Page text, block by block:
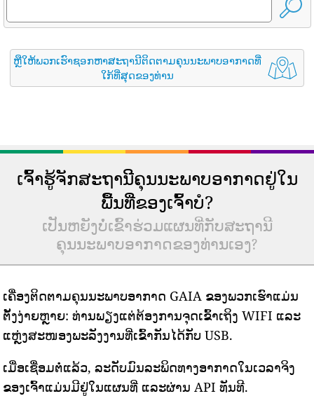
ຫຼືໃຫ້ພວກເຮົາຊອກຫາສະຖານີຕິດຕາມຄຸນນະພາບອາກາດທີ່
ໃກ້ທີ່ສຸດຂອງທ່ານ
ເຈົ້າຮູ້ຈັກສະຖານີຄຸນນະພາບອາກາດຢູ່ໃນ
ພື້ນທີ່ຂອງເຈົ້າບໍ?
ເປັນຫຍັງບໍ່ເຂົ້າຮ່ວມແຜນທີ່ກັບສະຖານີ
ຄຸນນະພາບອາກາດຂອງທ່ານເອງ?
ເຄື່ອງຕິດຕາມຄຸນນະພາບອາກາດ GAIA ຂອງພວກເຮົາແມ່ນ
ຕັ້ງງ່າຍຫຼາຍ: ທ່ານພຽງແຕ່ຕ້ອງການຈຸດເຂົ້າເຖິງ WIFI ແລະ
ແຫຼ່ງສະໜອງພະລັງງານທີ່ເຂົ້າກັນໄດ້ກັບ USB.
ເມື່ອເຊື່ອມຕໍ່ແລ້ວ, ລະດັບມົນລະພິດທາງອາກາດໃນເວລາຈິງ
ຂອງເຈົ້າແມ່ນມີຢູ່ໃນແຜນທີ່ ແລະຜ່ານ API ທັນທີ.